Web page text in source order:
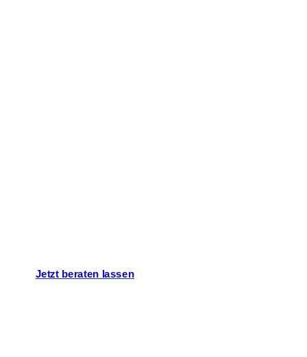
Jetzt beraten lassen